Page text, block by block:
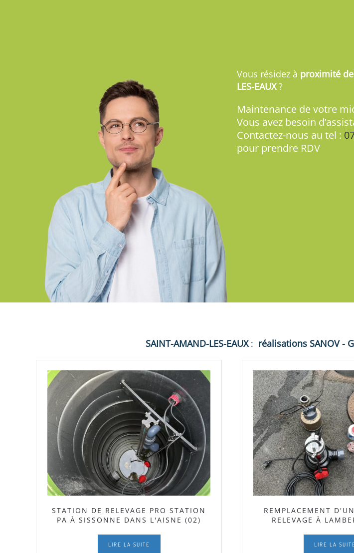
Vous résidez à proximité de
LES-EAUX?
Maintenance de votre
Vous avez besoin
Contactez-nous au tel :
pour prendre RDV
SAINT-AMAND-LES-EAUX: réalisations SANOV -
STATION DE RELEVAGE PRO STATION
PA À SISSONNE DANS L'AISNE (02)
LIRE LA SUITE
REMPLACEMENT
RELEVAGE À
LIRE LA